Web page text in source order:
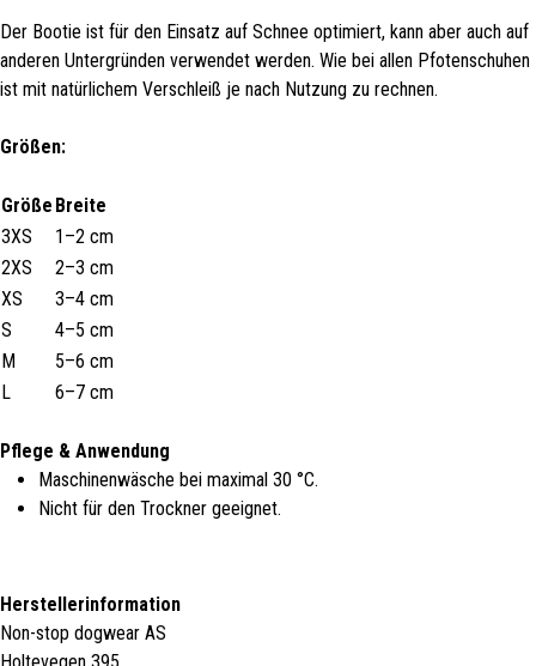
Der Bootie ist für den Einsatz auf Schnee optimiert, kann aber auch auf
anderen Untergründen verwendet werden. Wie bei allen Pfotenschuhen
ist mit natürlichem Verschleiß je nach Nutzung zu rechnen.
Größen:
Größe Breite
3XS
1–2 cm
2XS
2–3 cm
XS
3–4 cm
S
4–5 cm
M
5–6 cm
L
6–7 cm
Pflege & Anwendung
Maschinenwäsche bei maximal 30 °C.
Nicht für den Trockner geeignet.
Herstellerinformation
Non-stop dogwear AS